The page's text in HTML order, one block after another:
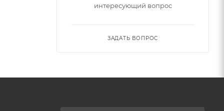
интересующий вопрос
ЗАДАТЬ ВОПРОС